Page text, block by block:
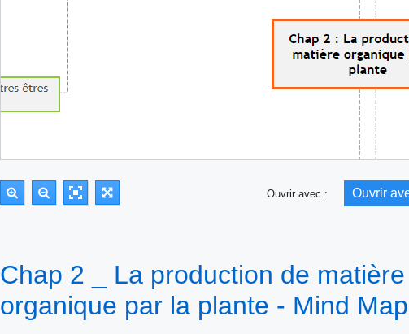
Ouvrir avec : Ouvrir
Chap 2 _ La production de matière
organique par la plante - Mind